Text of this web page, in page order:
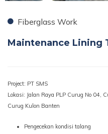
Fiberglass Work
Maintenance Lining
Project: PT SMS
Lokasi: Jalan Raya PLP Curug No 04,
Curug Kulon Banten
Pengecekan kondisi talang